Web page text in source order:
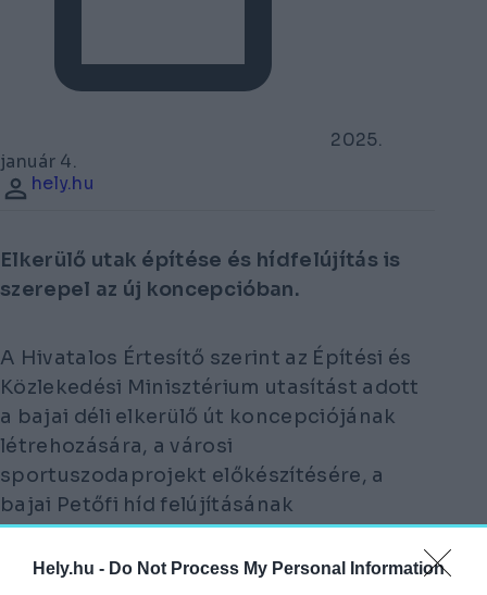
Hely.hu - Do Not Process My Personal Information
2025.
január 4.
hely.hu
Elkerülő utak építése és hídfelújítás is
szerepel az új koncepcióban.
A Hivatalos Értesítő szerint az Építési és
Közlekedési Minisztérium utasítást adott
a bajai déli elkerülő út koncepciójának
létrehozására, a városi
sportuszodaprojekt előkészítésére, a
bajai Petőfi híd felújításának
előkészítésére, és az 51-es és 53-as főút
között az M9-es gyorsforgalmi út